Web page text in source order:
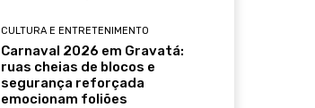
CULTURA E ENTRETENIMENTO
Carnaval 2026 em Gravatá:
ruas cheias de blocos e
segurança reforçada
emocionam foliões